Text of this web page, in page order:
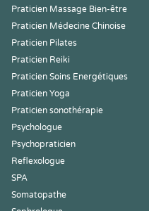
Praticien Massage Bien-être
Praticien Médecine Chinoise
Praticien Pilates
Praticien Reiki
Praticien Soins Energétiques
Praticien Yoga
Praticien sonothérapie
Psychologue
Psychopraticien
Reflexologue
SPA
Somatopathe